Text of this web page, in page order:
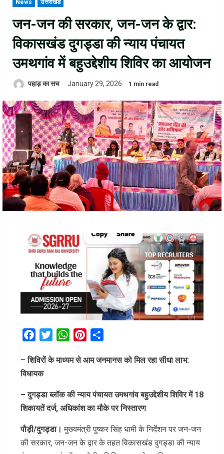
News उत्तराखंड
जन-जन की सरकार, जन-जन के द्वार:
विकासखंड दुगड्डा की न्याय पंचायत
उमथगांव में बहुउद्देशीय शिविर का आयोजन
पहाड़ का सच January 29, 2026 1 min read
FacebookTwitterWhatsAppPinterest
–शिविरों के माध्यम से आम जनमानस को मिल रहा सीधा लाभ:
विधायक
– दुगड्डा ब्लॉक की न्याय पंचायत उमथगांव बहुउद्देशीय शिविर में 18
शिकायतें दर्ज, अधिकांश का मौके पर निस्तारण
पौड़ी/दुगड्डा।मुख्यमंत्री पुष्कर सिंह धामी के निर्देशन पर जन-जन
की सरकार, जन-जन के द्वार के तहत विकासखंड दुगड्डा की न्याय